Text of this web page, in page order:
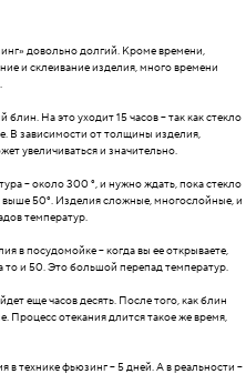
довольно долгий. Кроме времени,
и склеивание изделия, много времени
На это уходит 15 часов – так как стекло
В зависимости от толщины изделия,
увеличиваться и значительно.
– около 300 °, и нужно ждать, пока стекло
выше 50°. Изделия сложные, многослойные, и
температур.
в посудомойке – когда вы ее открываете,
то и 50. Это большой перепад температур.
еще часов десять. После того, как блин
Процесс отекания длится такое же время,
в технике фьюзинг – 5 дней. А в реальности –